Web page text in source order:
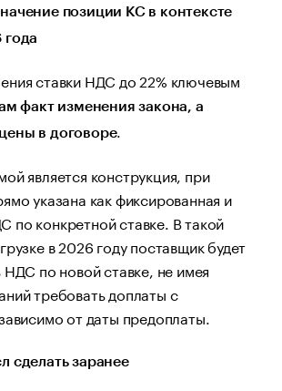
позиции КС в контексте
года
ставки НДС до 22% ключевым
факт изменения закона, а
в договоре.
является конструкция, при
указана как фиксированная и
конкретной ставке. В такой
в 2026 году поставщик будет
НДС по новой ставке, не имея
требовать доплаты с
от даты предоплаты.
сделать заранее